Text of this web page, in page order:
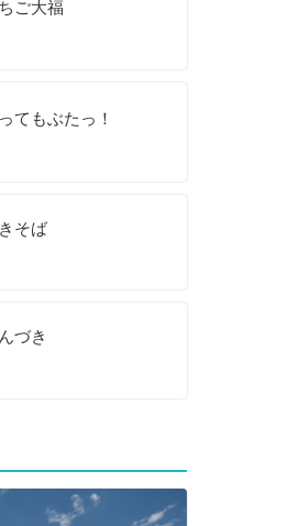
ご大福
てもぶたっ！
そば
づき